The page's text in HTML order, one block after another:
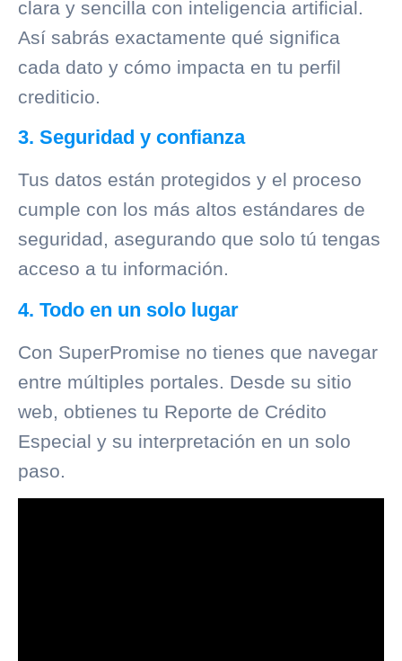
clara y sencilla con inteligencia artificial.
Así sabrás exactamente qué significa
cada dato y cómo impacta en tu perfil
crediticio.
3. Seguridad y confianza
Tus datos están protegidos y el proceso
cumple con los más altos estándares de
seguridad, asegurando que solo tú tengas
acceso a tu información.
4. Todo en un solo lugar
Con SuperPromise no tienes que navegar
entre múltiples portales. Desde su sitio
web, obtienes tu Reporte de Crédito
Especial y su interpretación en un solo
paso.